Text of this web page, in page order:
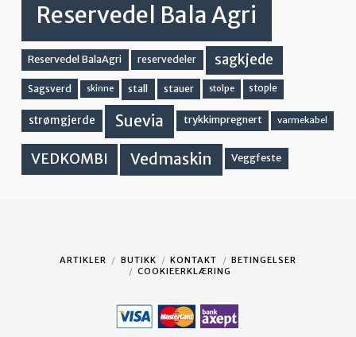
Reservedel Bala Agri
Reservedel BalaAgri reservedeler sagkjede
Sagsverd skinne stall stauer stolpe stople
strømgjerde Suevia trykkimpregnert varmekabel
VEDKOMBI Vedmaskin Veggfeste
ARTIKLER BUTIKK KONTAKT
BETINGELSER
COOKIEERKLÆRING